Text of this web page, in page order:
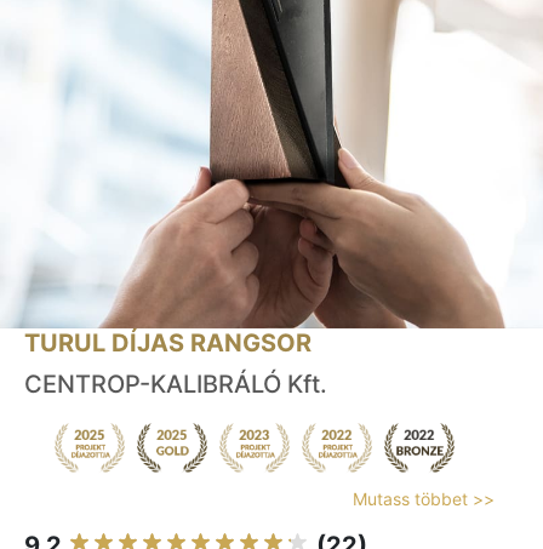
TURUL DÍJAS RANGSOR
CENTROP-KALIBRÁLÓ Kft.
Mutass többet >>